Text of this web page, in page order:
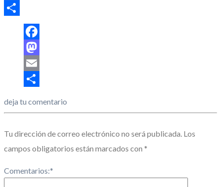
Email
Facebook
Mastodon
Email
deja tu comentario
Tu dirección de correo electrónico no será publicada. Los
campos obligatorios están marcados con *
Comentarios:*